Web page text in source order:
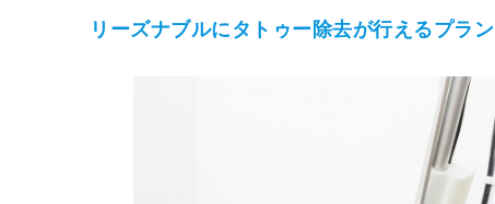
リーズナブルにタトゥー除去が行えるプラン